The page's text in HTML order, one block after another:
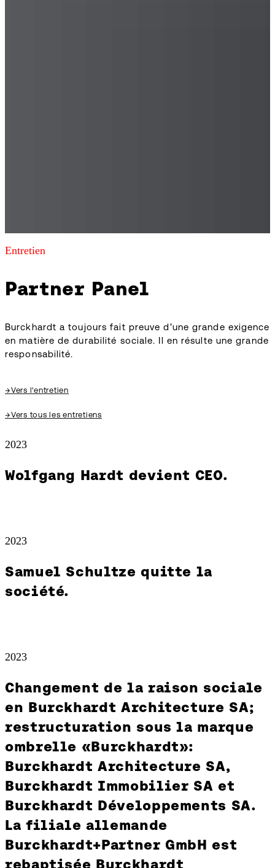
Entretien
Partner Panel
Burckhardt a toujours fait preuve d’une grande exigence
en matière de durabilité sociale. Il en résulte une grande
responsabilité.
→Vers l'entretien
→Vers tous les entretiens
2023
Wolfgang Hardt devient CEO.
2023
Samuel Schultze quitte la
société.
2023
Changement de la raison sociale
en Burckhardt Architecture SA;
restructuration sous la marque
ombrelle «Burckhardt»:
Burckhardt Architecture SA,
Burckhardt Immobilier SA et
Burckhardt Développements SA.
La filiale allemande
Burckhardt+Partner GmbH est
rebaptisée Burckhardt